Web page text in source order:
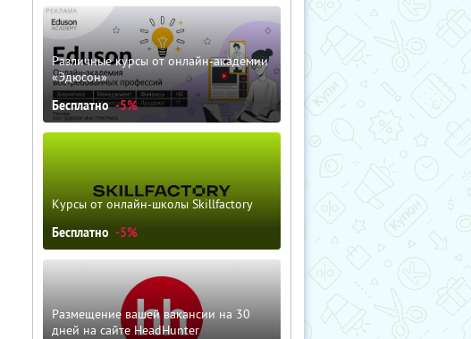
Различные курсы от онлайн-академии
«Эдюсон»
Бесплатно -5%
Курсы от онлайн-школы Skillfactory
Бесплатно -5%
Размещение вашей вакансии на 30
дней на сайте HeadHunter